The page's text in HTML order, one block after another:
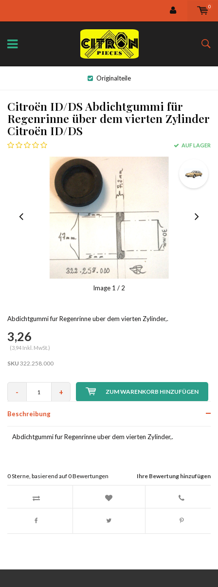
0
Originalteile
Citroën ID/DS Abdichtgummi für
Regenrinne über dem vierten Zylinder
Citroën ID/DS
AUF LAGER
Image 1 / 2
Abdichtgummi fur Regenrinne uber dem vierten Zylinder,.
3,26
(3,94 Inkl. MwSt.)
SKU 322.258.000
- + ZUM WARENKORB HINZUFÜGEN
Beschreibung
Abdichtgummi fur Regenrinne uber dem vierten Zylinder,.
Ihre Bewertung hinzufügen
0Sterne, basierend auf0Bewertungen